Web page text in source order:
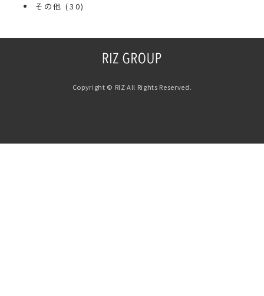
その他 (30)
Copyright © RIZ All Rights Reserved.